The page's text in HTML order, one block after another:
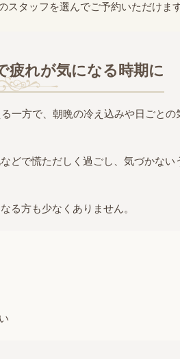
スタッフを選んでご予約いただけます
疲れが気になる時期に
一方で、朝晩の冷え込みや日ごとの
どで慌ただしく過ごし、気づかない
る方も少なくありません。